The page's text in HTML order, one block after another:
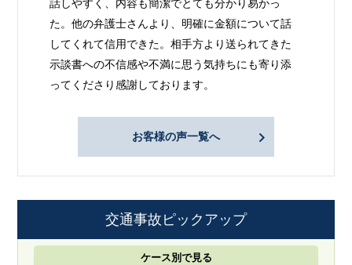
話しやすく、内容も簡潔でとても分かり易かっ
た。他の弁護士さんより、明確に金額について話
してくれて信用できた。相手方より送られてきた
示談書への不信感や不満に思う気持ちにも寄り添
ってくださり感謝しております。
お客様の声一覧へ
交通事故ピックアップ
ケース別で見る